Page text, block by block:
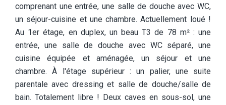
comprenant une entrée, une salle de douche avec WC,
un séjour-cuisine et une chambre. Actuellement loué !
Au 1er étage, en duplex, un beau T3 de 78 m² : une
entrée, une salle de douche avec WC séparé, une
cuisine équipée et aménagée, un séjour et une
chambre. À l'étage supérieur : un palier, une suite
parentale avec dressing et salle de douche/salle de
bain. Totalement libre ! Deux caves en sous-sol, une